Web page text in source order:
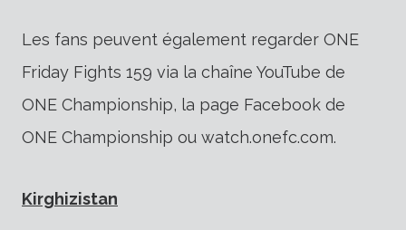
Les fans peuvent également regarder ONE
Friday Fights 159 via la chaîne YouTube de
ONE Championship, la page Facebook de
ONE Championship ou watch.onefc.com.
Kirghizistan